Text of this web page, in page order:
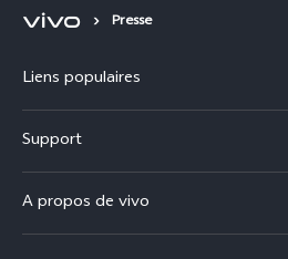
Presse
Liens populaires
V70 FE
V60 Lite
Support
Centre de Services
A propos de vivo